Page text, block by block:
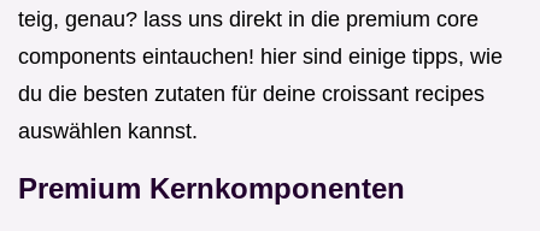
teig, genau? lass uns direkt in die premium core
components eintauchen! hier sind einige tipps, wie
du die besten zutaten für deine croissant recipes
auswählen kannst.
Premium Kernkomponenten